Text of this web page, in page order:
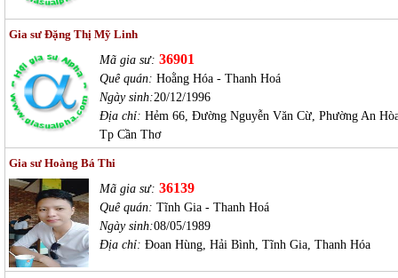
Gia sư Đặng Thị Mỹ Linh
Mã gia sư: 36901
Quê quán: Hoằng Hóa - Thanh Hoá
Ngày sinh:20/12/1996
Địa chỉ: Hẻm 66, Đường Nguyễn Văn Cừ, Phường An
Tp Cần Thơ
Gia sư Hoàng Bá Thi
Mã gia sư: 36139
Quê quán: Tĩnh Gia - Thanh Hoá
Ngày sinh:08/05/1989
Địa chỉ: Đoan Hùng, Hải Bình, Tĩnh Gia, Thanh Hóa